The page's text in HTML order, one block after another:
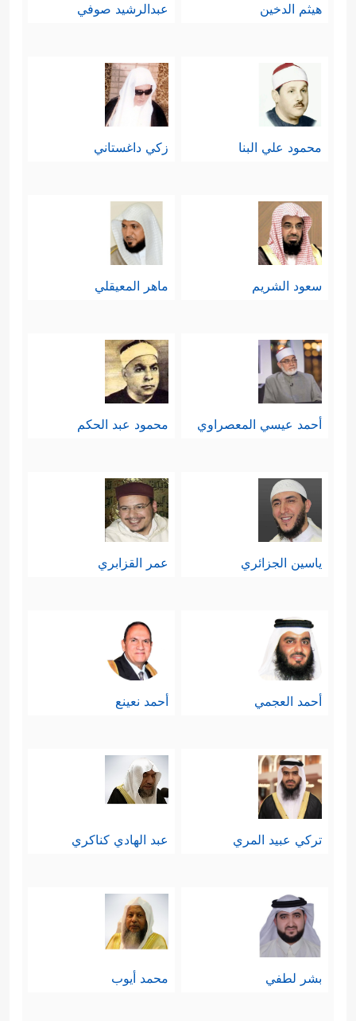
هيثم الدخين عبدالرشيد صوفي
محمود علي البنا زكي داغستاني
سعود الشريم ماهر المعيقلي
أحمد عيسي المعصراوي محمود عبد الحكم
ياسين الجزائري عمر القزابري
أحمد العجمي أحمد نعينع
تركي عبيد المري عبد الهادي كناكري
بشر لطفي محمد أيوب